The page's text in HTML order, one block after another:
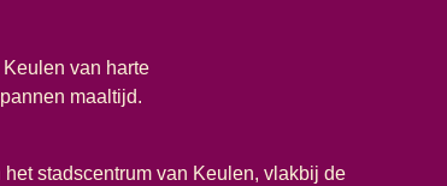
van harte
maaltijd.
stadscentrum van Keulen, vlakbij de